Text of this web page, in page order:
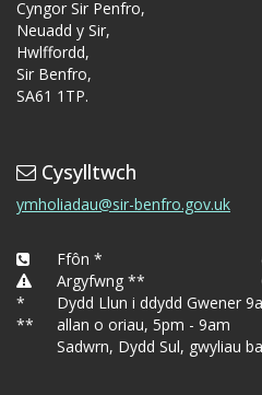
Cyngor Sir Penfro,
Neuadd y Sir,
Hwlffordd,
Sir Benfro,
SA61 1TP.
Cysylltwch
ymholiadau@sir-benfro.gov.uk
Ffôn *
Argyfwng **
*
Dydd Llun i ddydd Gwener
**
allan o oriau, 5pm - 9am
Sadwrn, Dydd Sul, gwyliau